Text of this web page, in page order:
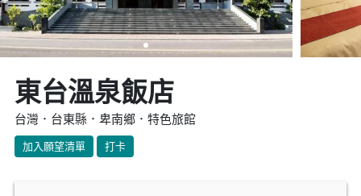
東台溫泉飯店
台灣．台東縣．卑南鄉．特色旅館
加入願望清單 打卡